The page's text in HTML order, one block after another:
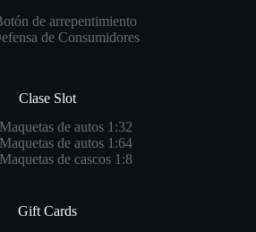
de arrepentimiento
de Consumidores
Clase Slot
Maquetas de autos 1:32
Maquetas de autos 1:64
Maquetas de cascos 1:8
Gift Cards